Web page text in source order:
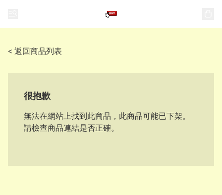
< 返回商品列表
很抱歉
無法在網站上找到此商品，此商品可能已下架。
請檢查商品連結是否正確。